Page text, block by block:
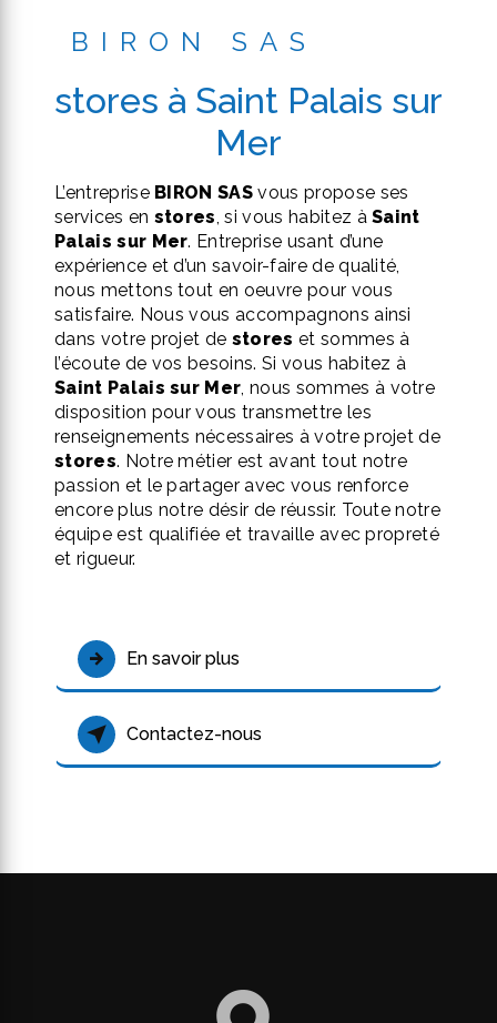
BIRON SAS
stores à Saint Palais sur
Mer
L’entreprise BIRON SAS vous propose ses
services en stores, si vous habitez àSaint
Palais sur Mer. Entreprise usant d’une
expérience et d’un savoir-faire de qualité,
nous mettons tout en oeuvre pour vous
satisfaire. Nous vous accompagnons ainsi
dans votre projet de stores et sommes à
l’écoute de vos besoins. Si vous habitez à
Saint Palais sur Mer, nous sommes à votre
disposition pour vous transmettre les
renseignements nécessaires à votre projet de
stores. Notre métier est avant tout notre
passion et le partager avec vous renforce
encore plus notre désir de réussir. Toute notre
équipe est qualifiée et travaille avec propreté
et rigueur.
En savoir plus
Contactez-nous